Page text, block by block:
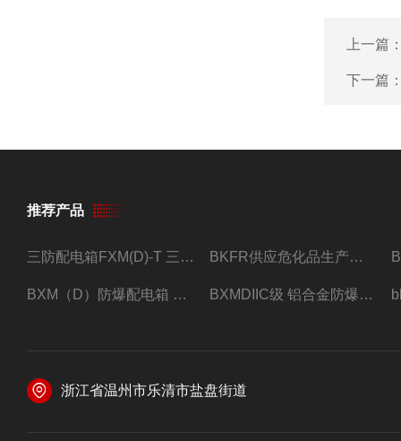
上一篇
下一篇
推荐产品
三防配电箱FXM(D)-T 三防型黑色工程塑料 BKFR供应危化品生产车间1.5匹2匹3匹5匹防爆空调
BXM（D）防爆配电箱 防爆照明动力箱厂家 定做 BXMDIIC级 铝合金防爆照明动力配电箱 加工定做
浙江省温州市乐清市盐盘街道